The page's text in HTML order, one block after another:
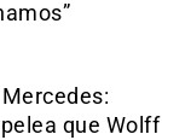
que Wolff